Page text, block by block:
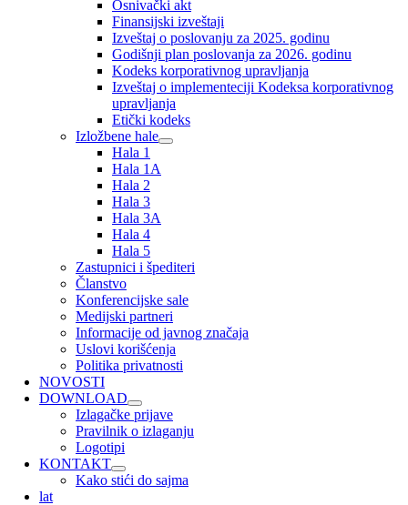
Osnivački akt
Finansijski izveštaji
Izveštaj o poslovanju za 2025. godinu
Godišnji plan poslovanja za 2026. godinu
Kodeks korporativnog upravljanja
Izveštaj o implementeciji Kodeksa korporativnog
upravljanja
Etički kodeks
Izložbene hale
Hala 1
Hala 1A
Hala 2
Hala 3
Hala 3A
Hala 4
Hala 5
Zastupnici i špediteri
Članstvo
Konferencijske sale
Medijski partneri
Informacije od javnog značaja
Uslovi korišćenja
Politika privatnosti
NOVOSTI
DOWNLOAD
Izlagačke prijave
Pravilnik o izlaganju
Logotipi
KONTAKT
Kako stići do sajma
lat